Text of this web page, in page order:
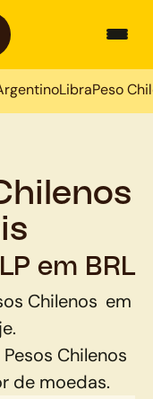
LibraPeso
em BRL
Chilenos em
Pesos Chilenos
de moedas.